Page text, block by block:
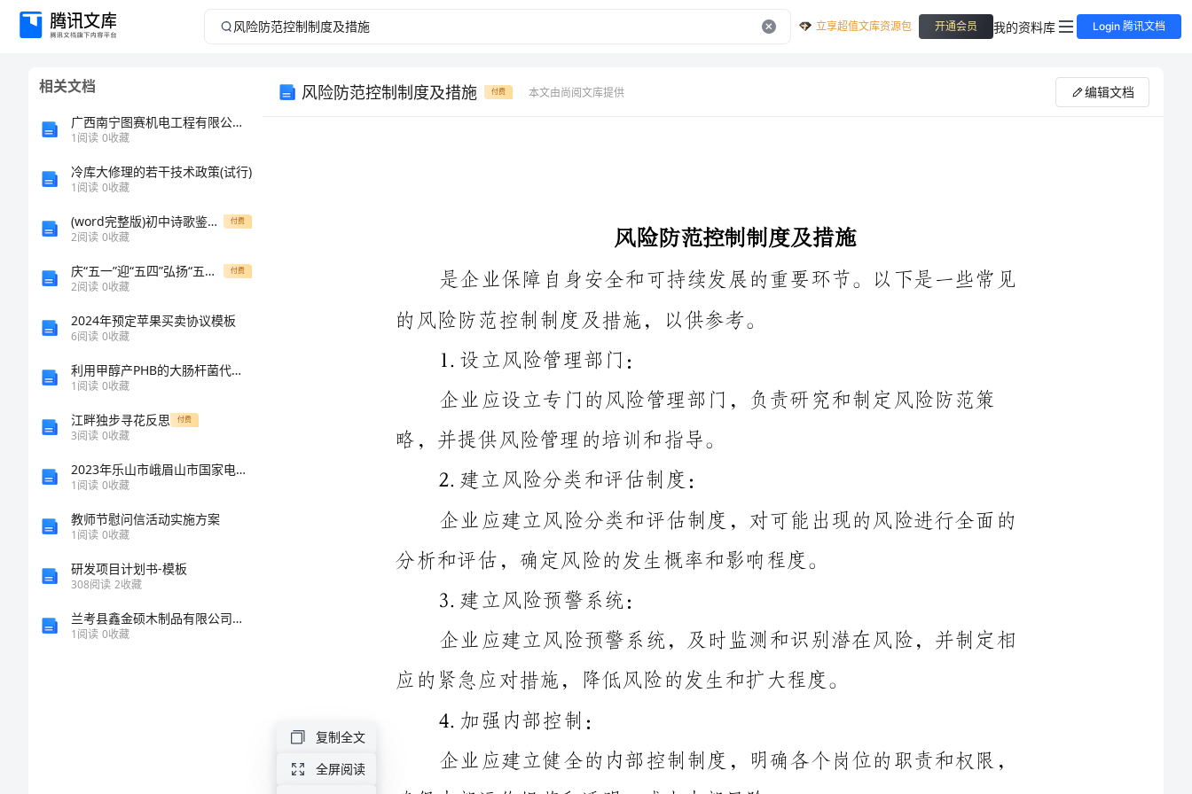
风
立享超值文库资源包 开通会员 我的资料库 Login 腾讯文档
相关文档
广西南宁图赛机电工程有限公司介绍企业发展分析报告
1阅读 0收藏
冷库大修理的若干技术政策(试行)
1阅读 0收藏
(word完整版)初中诗歌鉴赏答题技巧1 付费
2阅读 0收藏
庆“五一”迎“五四”弘扬“五四”演讲稿（二） 付费
2阅读 0收藏
2024年预定苹果买卖协议模板
6阅读 0收藏
利用甲醇产PHB的大肠杆菌代谢工程改造
1阅读 0收藏
江畔独步寻花反思 付费
3阅读 0收藏
2023年乐山市峨眉山市国家电网招聘之文学哲学类考试题库附答案【综合卷】
1阅读 0收藏
教师节慰问信活动实施方案
1阅读 0收藏
研发项目计划书-模板
308阅读 2收藏
兰考县鑫金硕木制品有限公司介绍企业发展分析报告
1阅读 0收藏
风险防范控制制度及措施 付费 本文由尚阅文库提供 编辑文档
6.建立健全的供应链管理：
是企业保障自身安全和可持续发展的重要环节。以下是一些常见
1.设立风险管理部门：
略，并提供风险管理的培训和指导。
2.建立风险分类和评估制度：
分析和评估，确定风险的发生概率和影响程度。
3.建立风险预警系统：
企业应建立风险预警系统，及时监测和识别潜在风险，并制定相
应的紧急应对措施，降低风险的发生和扩大程度。
确保内部运作规范和透明，减少内部风险。
5.完善安全管理制度：
复制全文
全屏阅读